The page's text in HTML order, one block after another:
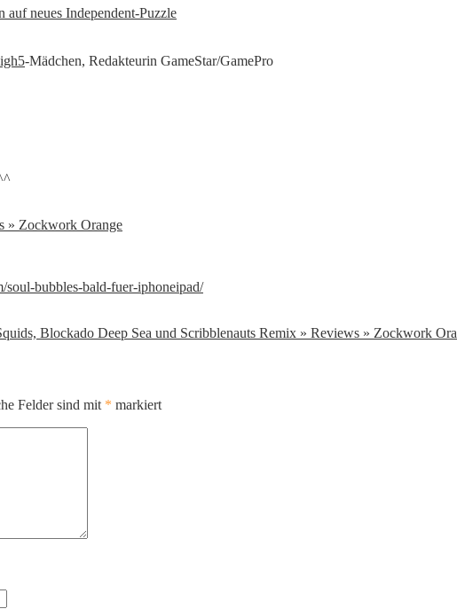
auf neues Independent-Puzzle
-Mädchen, Redakteurin GameStar/GamePro
» Zockwork Orange
soul-bubbles-bald-fuer-iphoneipad/
Blockado Deep Sea und Scribblenauts Remix » Reviews » Zockwork
Felder sind mit * markiert